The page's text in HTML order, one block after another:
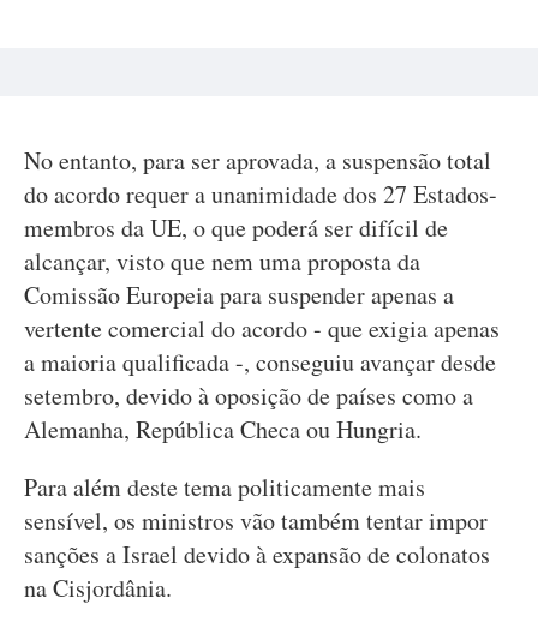
No entanto, para ser aprovada, a suspensão total
do acordo requer a unanimidade dos 27 Estados-
membros da UE, o que poderá ser difícil de
alcançar, visto que nem uma proposta da
Comissão Europeia para suspender apenas a
vertente comercial do acordo - que exigia apenas
a maioria qualificada -, conseguiu avançar desde
setembro, devido à oposição de países como a
Alemanha, República Checa ou Hungria.
Para além deste tema politicamente mais
sensível, os ministros vão também tentar impor
sanções a Israel devido à expansão de colonatos
na Cisjordânia.